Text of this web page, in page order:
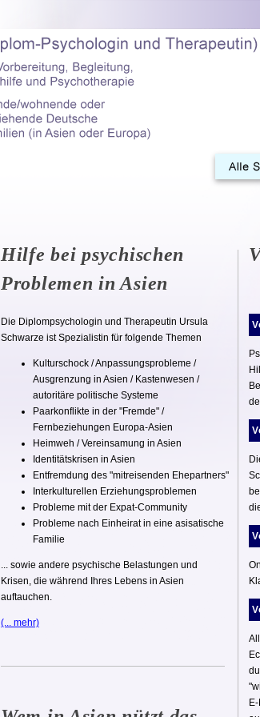
Vorbereitung, Begleitung, Beratung, Krisenhilfe für in Asien
Hilfe bei psychischen
Problemen in Asien
Die Diplompsychologin und Therapeutin Ursula
Schwarze ist Spezialistin für folgende Themen
Kulturschock / Anpassungsprobleme /
Ausgrenzung in Asien / Kastenwesen /
autoritäre politische Systeme
Paarkonflikte in der "Fremde" /
Fernbeziehungen Europa-Asien
Heimweh / Vereinsamung in Asien
Identitätskrisen in Asien
Entfremdung des "mitreisenden Ehepartners"
Interkulturellen Erziehungsproblemen
Probleme mit der Expat-Community
Probleme nach Einheirat in eine asisatische
Familie
... sowie andere psychische Belastungen und
Krisen, die während Ihres Lebens in Asien
auftauchen.
(... mehr)